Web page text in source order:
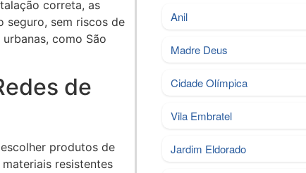
correta, as
seguro, sem riscos de
como São
de
produtos de
resistentes
Anil
Madre Deus
Cidade Olímpica
Vila Embratel
Jardim Eldorado